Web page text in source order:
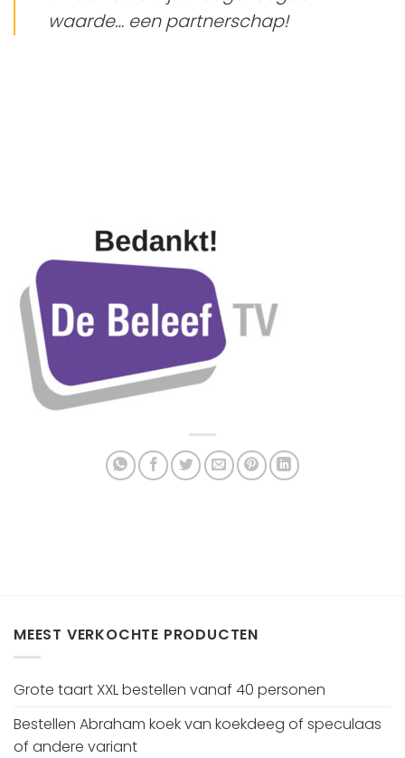
waarde… een partnerschap!
MEEST VERKOCHTE PRODUCTEN
Grote taart XXL bestellen vanaf 40 personen
Bestellen Abraham koek van koekdeeg of speculaas
of andere variant